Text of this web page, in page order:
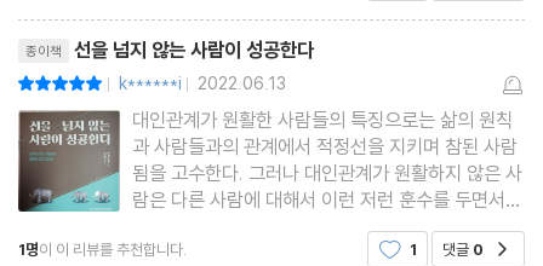
명령조는 선을 넘는 대화법
불완전함을 빨리 받아들일수록 행복해진다
사랑하는 사람에게 주는 최고의 선물
얼마나 사랑하는지 확인하지 마라
Chapter 7. 내 영역을 지키며 조화롭게 사는 법
종이책 선을 넘지 않는 사람이 성공한다
| k******i | 2022.06.13
대인관계가 원활한 사람들의 특징으로는 삶의 원칙
과 사람들과의 관계에서 적정선을 지키며 참된 사람
됨을 고수한다. 그러나 대인관계가 원활하지 않은 사
람은 다른 사람에 대해서 이런 저런 훈수를 두면서
지나친 참견을 하게 되는 사람이 대부분이다. 상대방
과의 입장차이를 좁히고 만일 차이가 난다고 해도 인
1명이 이 리뷰를 추천합니다. 1 댓글 0